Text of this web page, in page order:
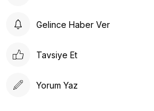
Gelince Haber Ver
Tavsiye Et
Yorum Yaz